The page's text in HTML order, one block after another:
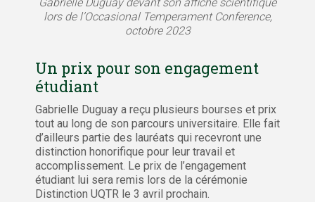
Gabrielle Duguay devant son affiche scientifique
lors de l’Occasional Temperament Conference,
octobre 2023
Un prix pour son engagement
étudiant
Gabrielle Duguay a reçu plusieurs bourses et prix
tout au long de son parcours universitaire. Elle fait
d’ailleurs partie des lauréats qui recevront une
distinction honorifique pour leur travail et
accomplissement. Le prix de l’engagement
étudiant lui sera remis lors de la cérémonie
Distinction UQTR le 3 avril prochain.